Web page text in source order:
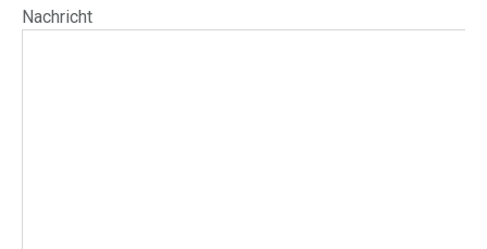
Nachricht